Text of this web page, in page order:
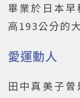
畢業於日本
高193公分的
愛運動人
田中真美子